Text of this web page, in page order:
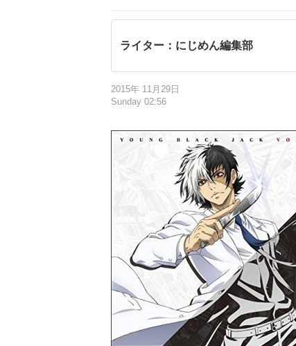
ライター：にじめん編集部
2015年 11月29日
Sunday 02:56